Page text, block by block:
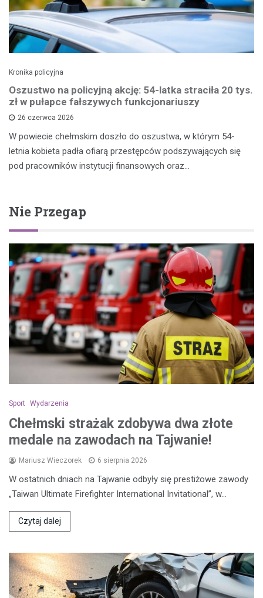
Kronika policyjna
Oszustwo na policyjną akcję: 54-latka straciła 20 tys.
zł w pułapce fałszywych funkcjonariuszy
26 czerwca 2026
W powiecie chełmskim doszło do oszustwa, w którym 54-
letnia kobieta padła ofiarą przestępców podszywających się
pod pracowników instytucji finansowych oraz…
Nie Przegap
Sport Wydarzenia
Chełmski strażak zdobywa dwa złote
medale na zawodach na Tajwanie!
Mariusz Wieczorek 6 sierpnia 2026
W ostatnich dniach na Tajwanie odbyły się prestiżowe zawody
„Taiwan Ultimate Firefighter International Invitational”, w…
Czytaj dalej